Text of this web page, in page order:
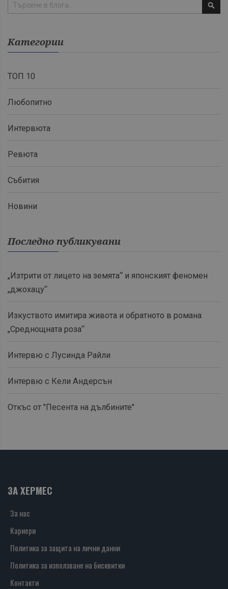
Категории
ТОП 10
Любопитно
Интервюта
Ревюта
Събития
Новини
Последно публикувани
„Изтрити от лицето на земята“ и японският феномен
„джохацу“
Изкуството имитира живота и обратното в романа
„Среднощната роза“
Интервю с Лусинда Райли
Интервю с Кели Андерсън
Откъс от "Песента на дълбините"
ЗА ХЕРМЕС
За нас
Кариери
Политика за защита на лични данни
Политика за използване на бисквитки
Контакти